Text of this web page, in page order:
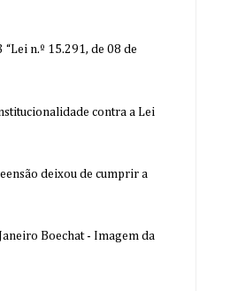
n.º 15.291, de 08 de
contra a Lei
deixou de cumprir a
Boechat - Imagem da